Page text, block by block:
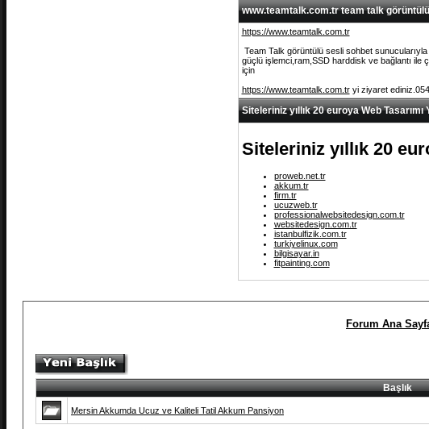
www.teamtalk.com.tr team talk
https://www.teamtalk.com.tr
Team Talk görüntülü sesli sohbet
güçlü işlemci,ram,SSD harddisk ve bağlantı ile
için
https://www.teamtalk.com.tryi ziyaret
Siteleriniz yıllık 20 euroya Web Tasarımı
Siteleriniz yıllık 20
proweb.net.tr
akkum.tr
firm.tr
ucuzweb.tr
professionalwebsitedesign.com.tr
websitedesign.com.tr
istanbulfizik.com.tr
turkiyelinux.com
bilgisayar.in
fitpainting.com
Forum Ana
Başlık
Mersin Akkumda Ucuz ve Kaliteli Tatil Akkum Pansiyon